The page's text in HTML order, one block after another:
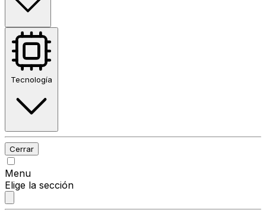
Tecnología
Cerrar
Menu
Elige la sección